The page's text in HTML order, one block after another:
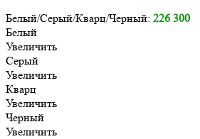
Белый/Серый/Кварц/Черный: 226 300
Белый
Увеличить
Серый
Увеличить
Кварц
Увеличить
Черный
Увеличить